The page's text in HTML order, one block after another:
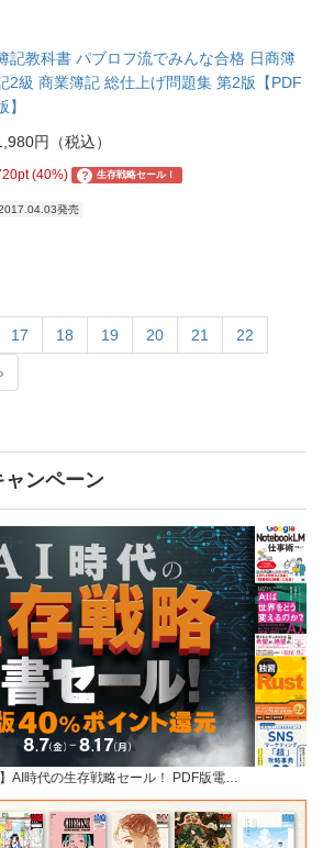
記教科書 パブロフ流でみんな合格 日商簿
2級 商業簿記 総仕上げ問題集 第2版【PDF
】
円（税込）
(40%) ? 生存戦略セール！
発売
17 18 19 20 21 22
ャンペーン
AI時代の生存戦略セール！ PDF版電…